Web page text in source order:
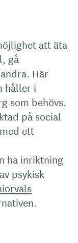
att äta
gå
Här
håller i
som behövs.
på social
ett
ha inriktning
psykisk